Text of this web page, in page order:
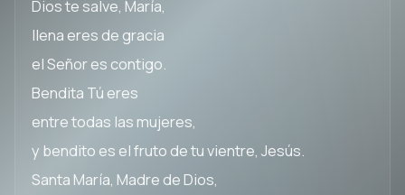
Dios te salve, María,
llena eres de gracia
el Señor es contigo.
Bendita Tú eres
entre todas las mujeres,
y bendito es el fruto de tu vientre, Jesús.
Santa María, Madre de Dios,